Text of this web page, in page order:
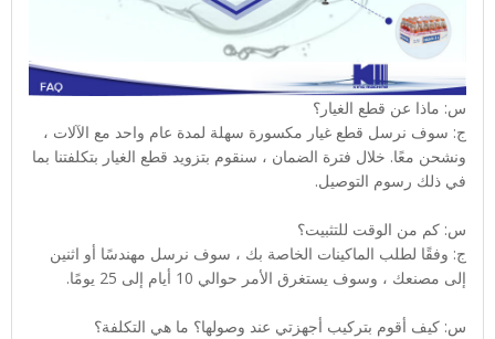
س: ماذا عن قطع الغيار؟
ج: سوف نرسل قطع غيار مكسورة سهلة لمدة عام واحد مع الآلات ،
ونشحن معًا. خلال فترة الضمان ، سنقوم بتزويد قطع الغيار بتكلفتنا بما
في ذلك رسوم التوصيل.
س: كم من الوقت للتثبيت؟
ج: وفقًا لطلب الماكينات الخاصة بك ، سوف نرسل مهندسًا أو اثنين
إلى مصنعك ، وسوف يستغرق الأمر حوالي 10 أيام إلى 25 يومًا.
س: كيف أقوم بتركيب أجهزتي عند وصولها؟ ما هي التكلفة؟